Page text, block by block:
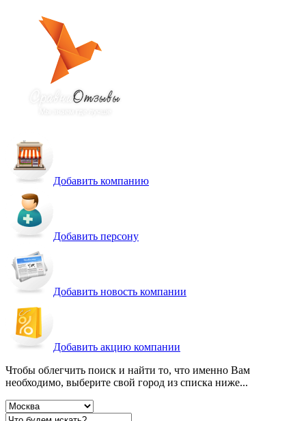
Добавить компанию
Добавить персону
Добавить новость компании
Добавить акцию компании
Чтобы облегчить поиск и найти то, что именно Вам
необходимо, выберите свой город из списка ниже...